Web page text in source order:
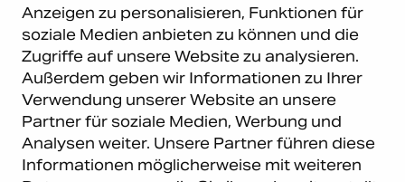
Anzeigen zu personalisieren, Funktionen für
soziale Medien anbieten zu können und die
Zugriffe auf unsere Website zu analysieren.
Außerdem geben wir Informationen zu Ihrer
Verwendung unserer Website an unsere
Partner für soziale Medien, Werbung und
Analysen weiter. Unsere Partner führen diese
Informationen möglicherweise mit weiteren
© Copyright 2026 Carema
GmbH. Alle Rechte vorbehalten.
Datenschutz|Impressum
Carema Warehouse
Carema Hardware BV
Bohemenstraat 9
8028 SB Zwolle
Kundendienst
Serviceabteilung